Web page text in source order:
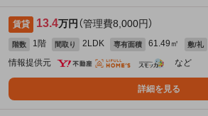
賃貸 13.4万円 （管理費8,000円）
階数 1階 間取り 2LDK 専有面積 61.49㎡ 敷/礼
情報提供元
など
詳細を見る